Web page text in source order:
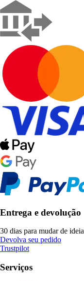
Entrega e devolução
30 dias para mudar de ideia
Devolva seu pedido
Trustpilot
Serviços